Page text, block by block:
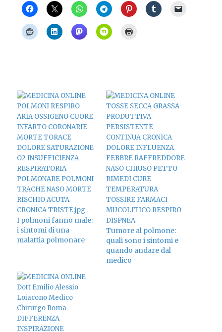
I polmoni fanno male:
i sintomi di una
malattia polmonare
Tumore al polmone:
quali sono i sintomi e
quando andare dal
medico